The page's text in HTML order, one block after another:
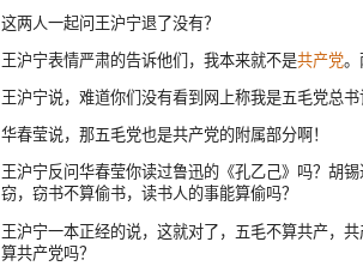
这两人一起问王沪宁退了没有？
王沪宁表情严肃的告诉他们，我本来就不是共产党。
王沪宁说，难道你们没有看到网上称我是五毛党总书
华春莹说，那五毛党也是共产党的附属部分啊！
王沪宁反问华春莹你读过鲁迅的《孔乙己》吗？胡
窃，窃书不算偷书，读书人的事能算偷吗？
王沪宁一本正经的说，这就对了，五毛不算共产，
算共产党吗？